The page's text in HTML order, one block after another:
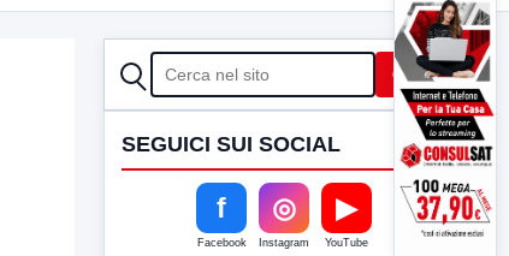
CERCA Cerca
SEGUICI SUI SOCIAL
f
Facebook
◎
Instagram
▶
YouTube